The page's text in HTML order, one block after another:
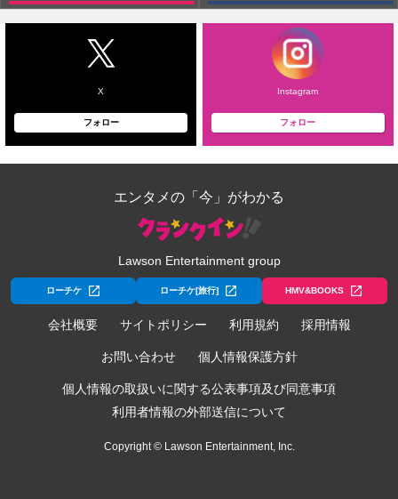
X
フォロー
Instagram
フォロー
エンタメの「今」がわかる
Lawson Entertainment group
ローチケ ローチケ[旅行] HMV&BOOKS
会社概要 サイトポリシー 利用規約 採用情報
お問い合わせ 個人情報保護方針
個人情報の取扱いに関する公表事項及び同意事項
利用者情報の外部送信について
Copyright © Lawson Entertainment, Inc.